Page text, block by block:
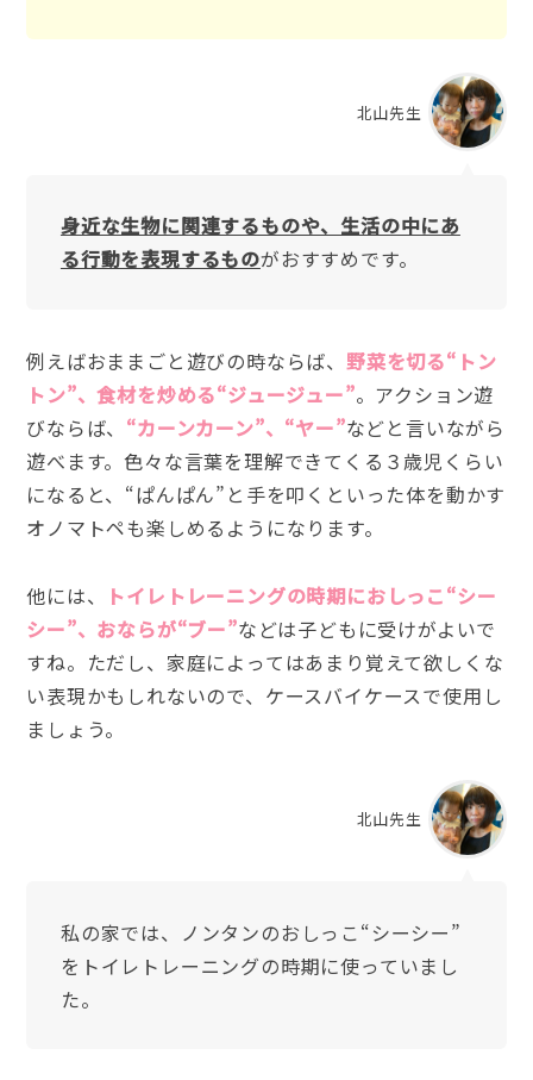
北山先生
身近な生物に関連するものや、生活の中にあ
る行動を表現するものがおすすめです。
例えばおままごと遊びの時ならば、 野菜を切る“トン
トン”、食材を炒める“ジュージュー”。アクション遊
びならば、 “カーンカーン”、“ヤー”などと言いながら
遊べます。色々な言葉を理解できてくる３歳児くらい
になると、“ぱんぱん”と手を叩くといった体を動かす
オノマトペも楽しめるようになります。
他には、
トイレトレーニングの時期におしっこ“シー
シー”、おならが“ブー”などは子どもに受けがよいで
すね。ただし、家庭によってはあまり覚えて欲しくな
い表現かもしれないので、ケースバイケースで使用し
ましょう。
北山先生
私の家では、ノンタンのおしっこ“シーシー”
をトイレトレーニングの時期に使っていまし
た。